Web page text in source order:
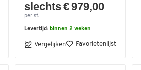
slechts € 979,00
per st.
Levertijd: binnen 2 weken
Vergelijken Favorietenlijst